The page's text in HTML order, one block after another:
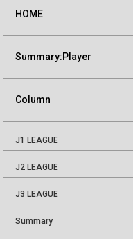
HOME
Summary:Player
Column
J1 LEAGUE
J2 LEAGUE
J3 LEAGUE
Summary